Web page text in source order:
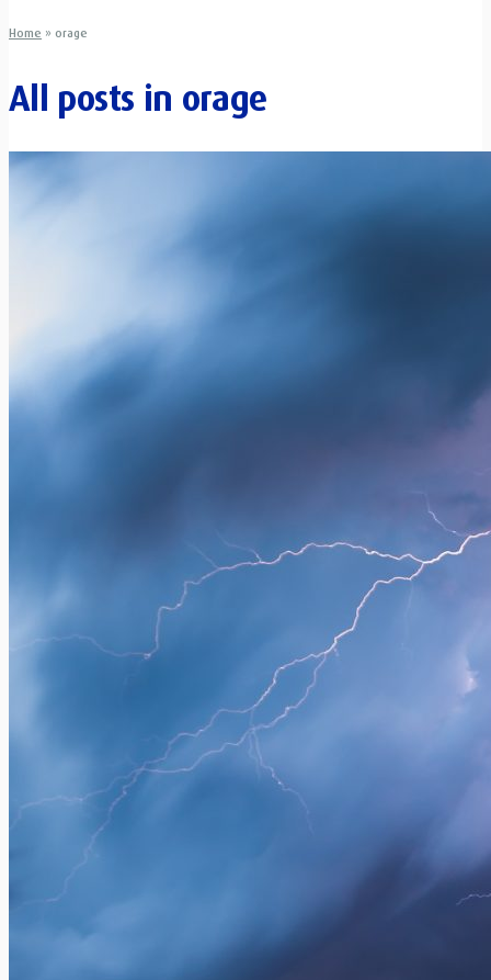
Home » orage
All posts in orage